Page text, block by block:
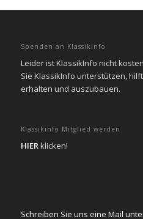
Spenden an KlassikInfo
Leider ist KlassikInfo nicht
Sie KlassikInfo unterstützen,
erhalten und auszubauen.
Klassikinfo Mitglied werden
HIERklicken!
Schreiben Sie uns eine Mail